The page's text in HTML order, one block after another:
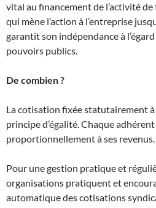
vital au financement de l’activité
qui mène l’action à l’entreprise
garantit son indépendance à
pouvoirs publics.
De combien ?
La cotisation fixée statutairement à
principe d’égalité. Chaque
proportionnellement à ses revenus.
Pour une gestion pratique et
organisations pratiquent et
automatique des cotisations